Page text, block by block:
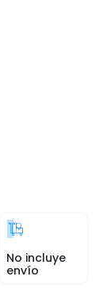
No incluye
envío